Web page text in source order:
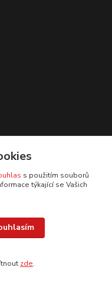
Black
s použitím souborů
týkající se Vašich
zde.